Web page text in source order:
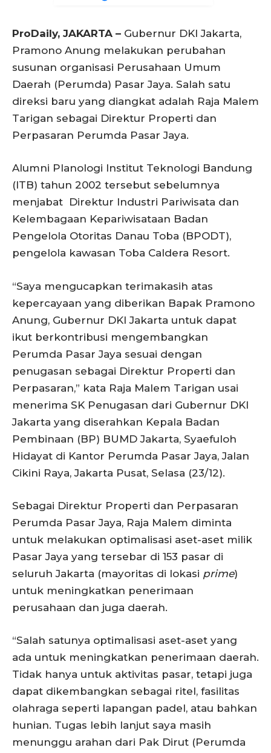
ProDaily, JAKARTA – Gubernur DKI Jakarta,
Pramono Anung melakukan perubahan
susunan organisasi Perusahaan Umum
Daerah (Perumda) Pasar Jaya. Salah satu
direksi baru yang diangkat adalah Raja Malem
Tarigan sebagai Direktur Properti dan
Perpasaran Perumda Pasar Jaya.
Alumni Planologi Institut Teknologi Bandung
(ITB) tahun 2002 tersebut sebelumnya
menjabat Direktur Industri Pariwisata dan
Kelembagaan Kepariwisataan Badan
Pengelola Otoritas Danau Toba (BPODT),
pengelola kawasan Toba Caldera Resort.
“Saya mengucapkan terimakasih atas
kepercayaan yang diberikan Bapak Pramono
Anung, Gubernur DKI Jakarta untuk dapat
ikut berkontribusi mengembangkan
Perumda Pasar Jaya sesuai dengan
penugasan sebagai Direktur Properti dan
Perpasaran,” kata Raja Malem Tarigan usai
menerima SK Penugasan dari Gubernur DKI
Jakarta yang diserahkan Kepala Badan
Pembinaan (BP) BUMD Jakarta, Syaefuloh
Hidayat di Kantor Perumda Pasar Jaya, Jalan
Cikini Raya, Jakarta Pusat, Selasa (23/12).
Sebagai Direktur Properti dan Perpasaran
Perumda Pasar Jaya, Raja Malem diminta
untuk melakukan optimalisasi aset-aset milik
Pasar Jaya yang tersebar di 153 pasar di
seluruh Jakarta (mayoritas di lokasi prime)
untuk meningkatkan penerimaan
perusahaan dan juga daerah.
“Salah satunya optimalisasi aset-aset yang
ada untuk meningkatkan penerimaan daerah.
Tidak hanya untuk aktivitas pasar, tetapi juga
dapat dikembangkan sebagai ritel, fasilitas
olahraga seperti lapangan padel, atau bahkan
hunian. Tugas lebih lanjut saya masih
menunggu arahan dari Pak Dirut (Perumda